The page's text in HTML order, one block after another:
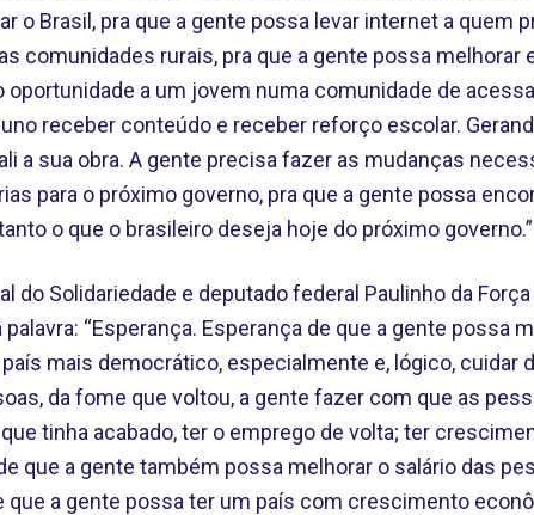
o Brasil, pra que a gente possa levar internet a quem
comunidades rurais, pra que a gente possa melhorar
a um jovem numa comunidade de
receber conteúdo e receber reforço escolar.
a sua obra. A gente precisa fazer as mudanças
para o próximo governo, pra que a gente possa
o que o brasileiro deseja hoje do próximo governo.”
do Solidariedade e deputado federal Paulinho da
“Esperança. Esperança de que a gente possa
mais democrático, especialmente e, lógico, cuidar
da fome que voltou, a gente fazer com que as
tinha acabado, ter o emprego de volta; ter
que a gente também possa melhorar o salário das
que a gente possa ter um país com crescimento